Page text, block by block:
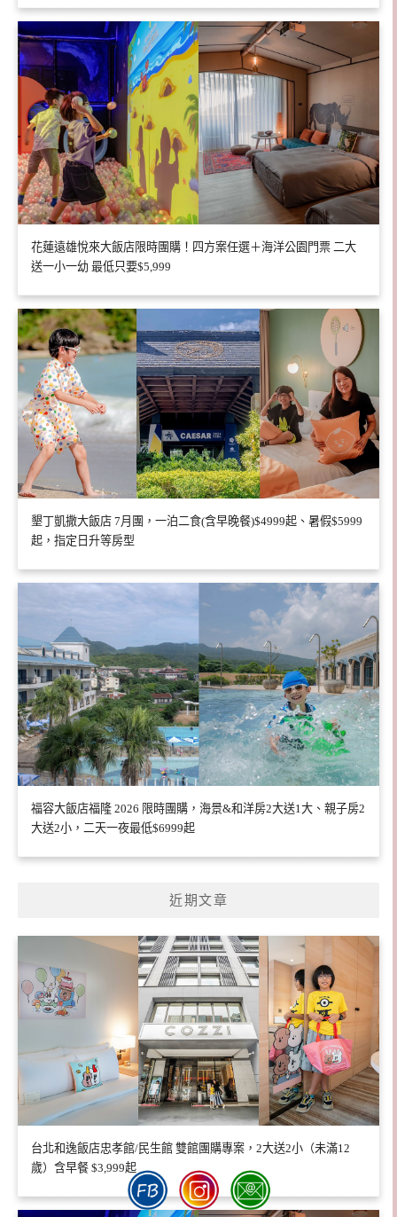
花蓮遠雄悅來大飯店限時團購！四方案任選＋海洋公園門票 二大
送一小一幼 最低只要$5,999
墾丁凱撒大飯店 7月團，一泊二食(含早晚餐)$4999起、暑假$5999
起，指定日升等房型
福容大飯店福隆 2026 限時團購，海景&和洋房2大送1大、親子房2
大送2小，二天一夜最低$6999起
近期文章
台北和逸飯店忠孝館/民生館 雙館團購專案，2大送2小（未滿12
歲）含早餐 $3,999起